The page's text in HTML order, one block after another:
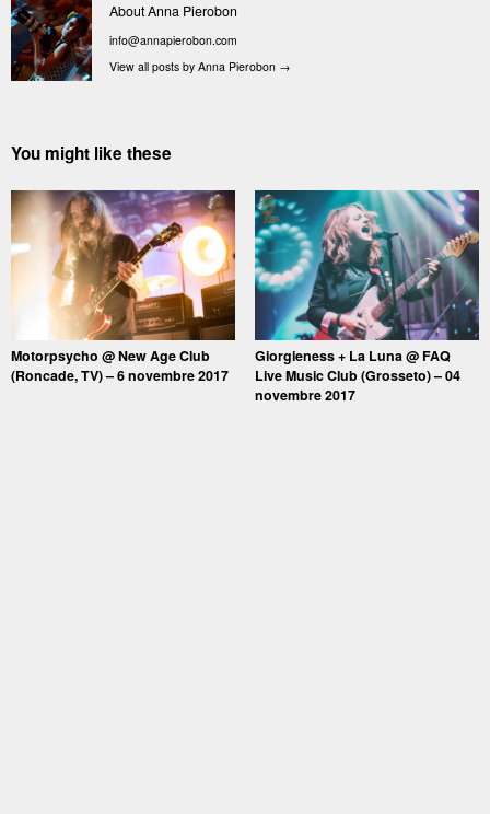
About Anna Pierobon
info@annapierobon.com
View all posts by Anna Pierobon →
You might like these
Motorpsycho @ New Age Club
(Roncade, TV) – 6 novembre 2017
Giorgieness + La Luna @ FAQ
Live Music Club (Grosseto) – 04
novembre 2017